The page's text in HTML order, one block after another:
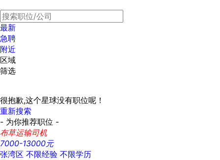
最新
急聘
附近
区域
筛选
很抱歉,这个星球没有职位呢！
重新搜索
- 为你推荐职位 -
布草运输司机
7000-13000元
张湾区 不限经验 不限学历